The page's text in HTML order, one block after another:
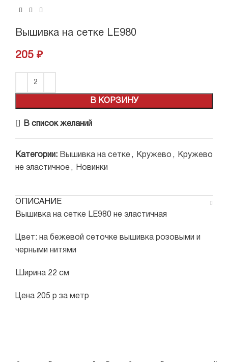
Вышивка на сетке LE980
205 ₽
В КОРЗИНУ
В список желаний
Категории: Вышивка на сетке , Кружево ,
Кружево
не эластичное , Новинки
ОПИСАНИЕ
Вышивка на сетке LE980 не эластичная
Цвет: на бежевой сеточке вышивка розовыми и
черными нитями
Ширина 22 см
Цена 205 р за метр